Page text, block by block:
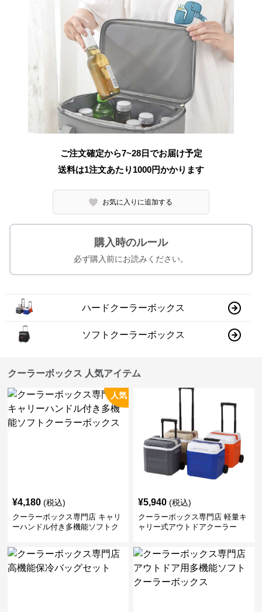
ご注文確定から7~28日でお届け予定
送料は1注文あたり 1000円かかります
お気に入りに追加する
購入時のルール
必ず購入前にお読みください。
ハードクーラーボックス
ソフトクーラーボックス
クーラーボックス 人気アイテム
人気
¥4,180 (税込)
クーラーボックス専門店 キャリ
ーハンドル付き多機能ソフトク
¥5,940 (税込)
クーラーボックス専門店 軽量キ
ャリー式アウトドアクーラー